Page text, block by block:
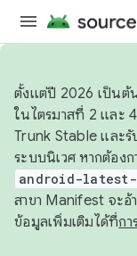
ตั้งแต่ปี 2026 เป็นต้น
ในไตรมาสที่ 2 และ
Trunk Stable และ
ระบบนิเวศ หากต้อง
android-latest-
สาขา Manifest จะอ้
ข้อมูลเพิ่มเติมได้ที่ก